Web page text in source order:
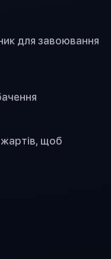
для завоювання
щоб